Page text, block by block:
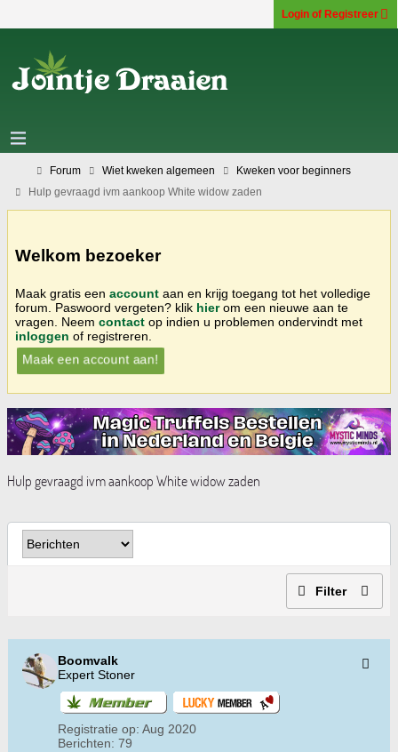
Login of Registreer
Forum Wiet kweken algemeen
Kweken voor beginners
Hulp gevraagd ivm aankoop White widow zaden
Welkom bezoeker
Maak gratis een account aan en krijg toegang tot het volledige
forum. Paswoord vergeten? klik hierom een nieuwe aan te
vragen. Neem contact op indien u problemen ondervindt met
inloggen of registreren.
Maak een account aan!
Hulp gevraagd ivm aankoop White widow zaden
Filter
Boomvalk
Expert Stoner
Registratie op: Aug 2020
Berichten: 79